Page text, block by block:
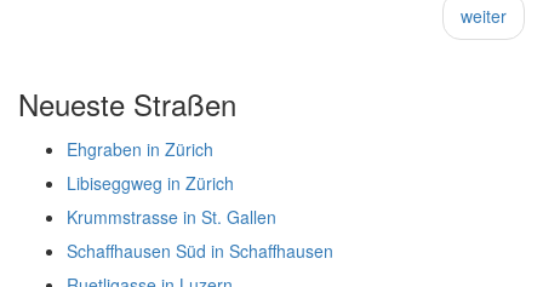
weiter
Neueste Straßen
Ehgraben in Zürich
Libiseggweg in Zürich
Krummstrasse in St. Gallen
Schaffhausen Süd in Schaffhausen